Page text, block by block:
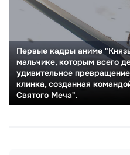
Первые кадры аниме
мальчике, которым всего
удивительное
клинка, созданная
Святого Меча".